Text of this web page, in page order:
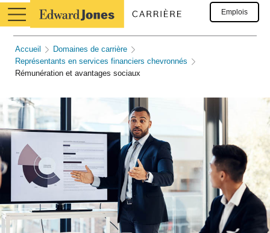
Emplois
Accueil
Domaines de carrière
Représentants en services financiers chevronnés
Rémunération et avantages sociaux